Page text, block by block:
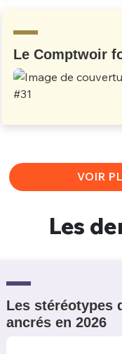
Le Comptwoir
VOIR
Les
Les stéréotypes
ancrés en 2026